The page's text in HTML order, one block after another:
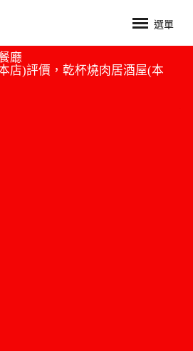
選單
廳
店)評價，乾杯燒肉居酒屋(本